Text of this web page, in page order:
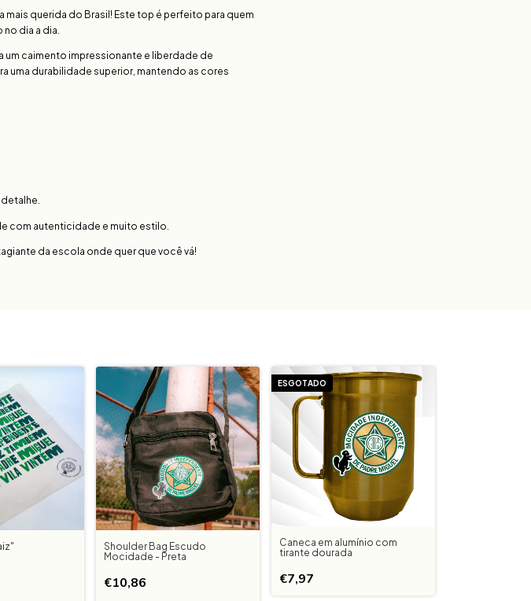
querida do Brasil! Este top é perfeito para quem
dia a dia.
um caimento impressionante e liberdade de
uma durabilidade superior, mantendo as cores
com autenticidade e muito estilo.
da escola onde quer que você vá!
Shoulder Bag Escudo
Mocidade - Preta
€10,86
ESGOTADO
Caneca em alumínio com
tirante dourada
€7,97